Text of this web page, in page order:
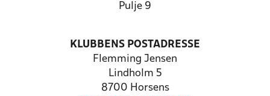
Pulje 9
KLUBBENS POSTADRESSE
Flemming Jensen
Lindholm 5
8700 Horsens